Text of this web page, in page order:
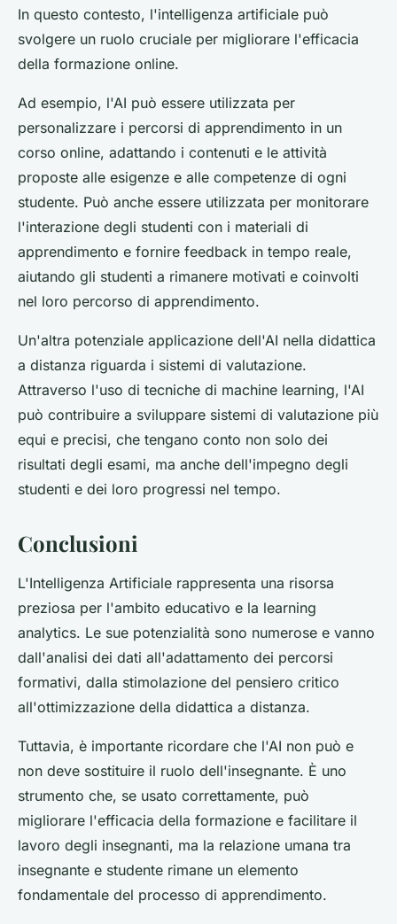
In questo contesto, l'intelligenza artificiale può
svolgere un ruolo cruciale per migliorare l'efficacia
della formazione online.
Ad esempio, l'AI può essere utilizzata per
personalizzare i percorsi di apprendimento in un
corso online, adattando i contenuti e le attività
proposte alle esigenze e alle competenze di ogni
studente. Può anche essere utilizzata per monitorare
l'interazione degli studenti con i materiali di
apprendimento e fornire feedback in tempo reale,
aiutando gli studenti a rimanere motivati e coinvolti
nel loro percorso di apprendimento.
Un'altra potenziale applicazione dell'AI nella didattica
a distanza riguarda i sistemi di valutazione.
Attraverso l'uso di tecniche di machine learning, l'AI
può contribuire a sviluppare sistemi di valutazione più
equi e precisi, che tengano conto non solo dei
risultati degli esami, ma anche dell'impegno degli
studenti e dei loro progressi nel tempo.
Conclusioni
L'Intelligenza Artificiale rappresenta una risorsa
preziosa per l'ambito educativo e la learning
analytics. Le sue potenzialità sono numerose e vanno
dall'analisi dei dati all'adattamento dei percorsi
formativi, dalla stimolazione del pensiero critico
all'ottimizzazione della didattica a distanza.
Tuttavia, è importante ricordare che l'AI non può e
non deve sostituire il ruolo dell'insegnante. È uno
strumento che, se usato correttamente, può
migliorare l'efficacia della formazione e facilitare il
lavoro degli insegnanti, ma la relazione umana tra
insegnante e studente rimane un elemento
fondamentale del processo di apprendimento.